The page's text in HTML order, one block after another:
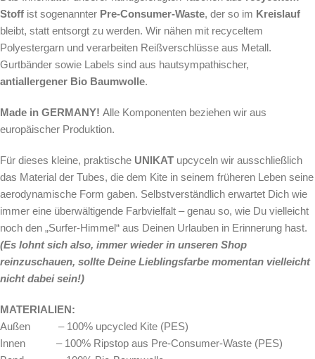
Stoff ist sogenannter Pre-Consumer-Waste, der so im Kreislauf
bleibt, statt entsorgt zu werden. Wir nähen mit recyceltem
Polyestergarn und verarbeiten Reißverschlüsse aus Metall.
Gurtbänder sowie Labels sind aus hautsympathischer,
antiallergener Bio Baumwolle.
Made in GERMANY! Alle Komponenten beziehen wir aus
europäischer Produktion.
Für dieses kleine, praktische UNIKAT upcyceln wir ausschließlich
das Material der Tubes, die dem Kite in seinem früheren Leben seine
aerodynamische Form gaben. Selbstverständlich erwartet Dich wie
immer eine überwältigende Farbvielfalt – genau so, wie Du vielleicht
noch den „Surfer-Himmel“ aus Deinen Urlauben in Erinnerung hast.
(Es lohnt sich also, immer wieder in unseren Shop
reinzuschauen, sollte Deine Lieblingsfarbe momentan vielleicht
nicht dabei sein!)
MATERIALIEN:
Außen – 100% upcycled Kite (PES)
Innen – 100% Ripstop aus Pre-Consumer-Waste (PES)